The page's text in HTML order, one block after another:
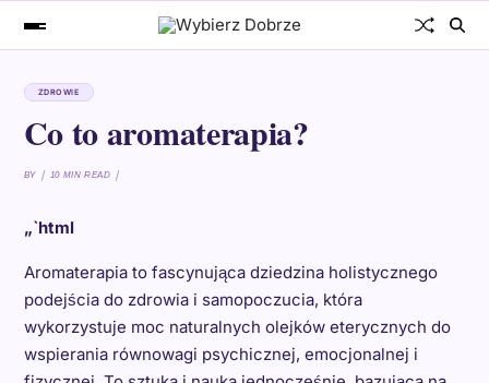
ZDROWIE
Co to aromaterapia?
BY 10 MIN READ
„`html
Aromaterapia to fascynująca dziedzina holistycznego
podejścia do zdrowia i samopoczucia, która
wykorzystuje moc naturalnych olejków eterycznych do
wspierania równowagi psychicznej, emocjonalnej i